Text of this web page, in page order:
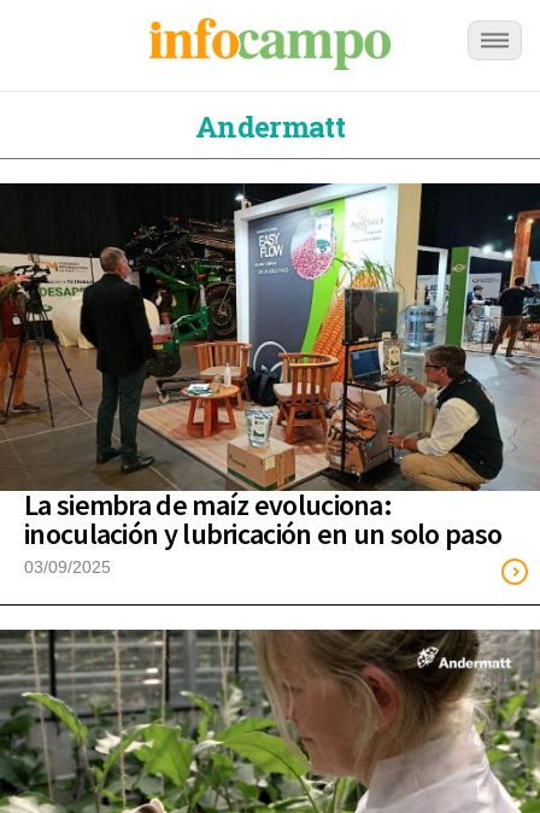
Andermatt
La siembra de maíz evoluciona:
inoculación y lubricación en un solo paso
03/09/2025